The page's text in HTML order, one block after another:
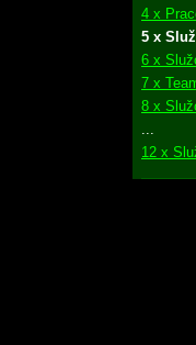
4 x
5 x
6 x
7 x
8 x
12 x